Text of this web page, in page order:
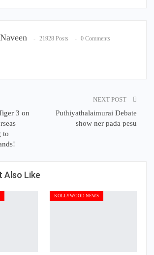
Naveen 21928 Posts 0 Comments
3 on
to
NEXT POST
Puthiyathalaimurai Debate
show ner pada pesu
Also Like
KOLLYWOOD NEWS